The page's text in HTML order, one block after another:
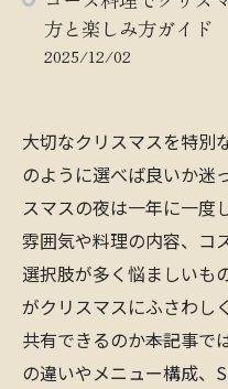
方と楽しみ方ガイド
2025/12/02
大切なクリスマスを特別
のように選べば良いか迷
スマスの夜は一年に一度
雰囲気や料理の内容、コ
選択肢が多く悩ましいも
がクリスマスにふさわし
共有できるのか――本記事
の違いやメニュー構成、